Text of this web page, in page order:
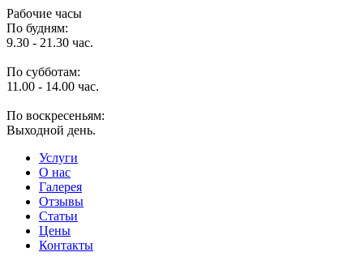
Рабочие часы
По будням:
9.30 - 21.30 час.
По субботам:
11.00 - 14.00 час.
По воскресеньям:
Выходной день.
Услуги
O нас
Галерея
Отзывы
Статьи
Цены
Контакты